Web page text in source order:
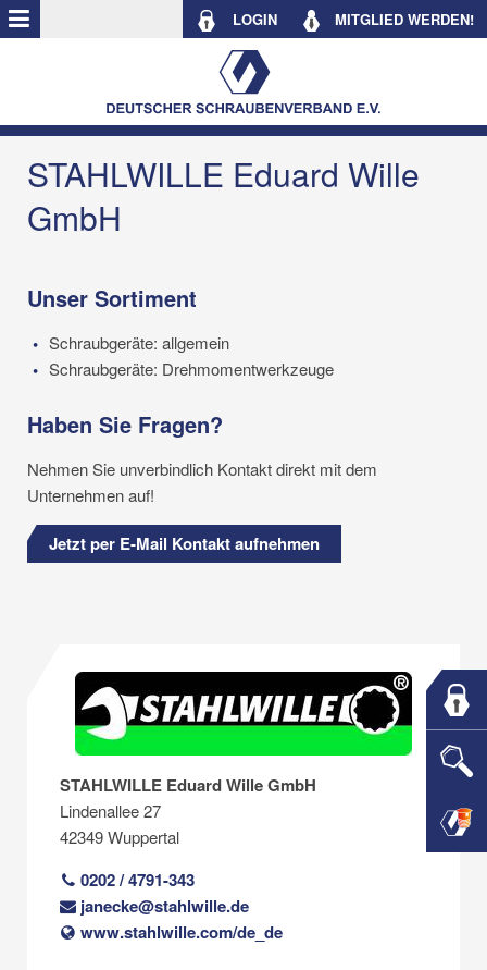
LOGIN MITGLIED WERDEN!
STAHLWILLE Eduard Wille
GmbH
Unser Sortiment
Schraubgeräte: allgemein
Schraubgeräte: Drehmomentwerkzeuge
Haben Sie Fragen?
Nehmen Sie unverbindlich Kontakt direkt mit dem
Unternehmen auf!
Jetzt per E-Mail Kontakt aufnehmen
STAHLWILLE Eduard Wille GmbH
Lindenallee 27
42349 Wuppertal
0202 / 4791-343
janecke@stahlwille.de
www.stahlwille.com/de_de